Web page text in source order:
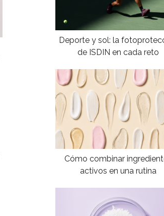
Deporte y sol: la
de ISDIN en cada reto
Cómo combinar
activos en una rutina